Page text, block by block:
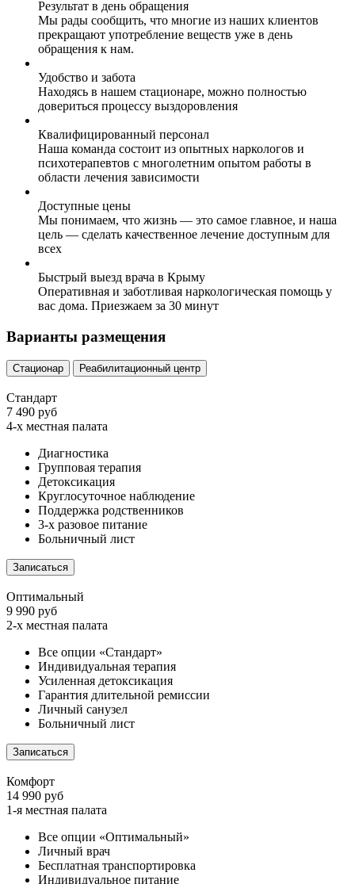
Результат в день обращения
Мы рады сообщить, что многие из наших клиентов
прекращают употребление веществ уже в день
обращения к нам.
Удобство и забота
Находясь в нашем стационаре, можно полностью
довериться процессу выздоровления
Квалифицированный персонал
Наша команда состоит из опытных наркологов и
психотерапевтов с многолетним опытом работы в
области лечения зависимости
Доступные цены
Мы понимаем, что жизнь — это самое главное, и наша
цель — сделать качественное лечение доступным для
всех
Быстрый выезд врача в Крыму
Оперативная и заботливая наркологическая помощь у
вас дома. Приезжаем за 30 минут
Варианты размещения
Стационар Реабилитационный центр
Стандарт
7 490 руб
4-х местная палата
Диагностика
Групповая терапия
Детоксикация
Круглосуточное наблюдение
Поддержка родственников
3-х разовое питание
Больничный лист
Записаться
Оптимальный
9 990 руб
2-х местная палата
Все опции «Стандарт»
Индивидуальная терапия
Усиленная детоксикация
Гарантия длительной ремиссии
Личный санузел
Больничный лист
Записаться
Комфорт
14 990 руб
1-я местная палата
Все опции «Оптимальный»
Личный врач
Бесплатная транспортировка
Индивидуальное питание